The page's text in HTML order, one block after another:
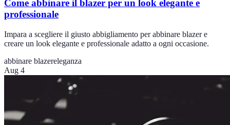
Come abbinare il blazer per un look elegante e
professionale
Impara a scegliere il giusto abbigliamento per abbinare blazer e
creare un look elegante e professionale adatto a ogni occasione.
abbinare blazereleganza
Aug 4